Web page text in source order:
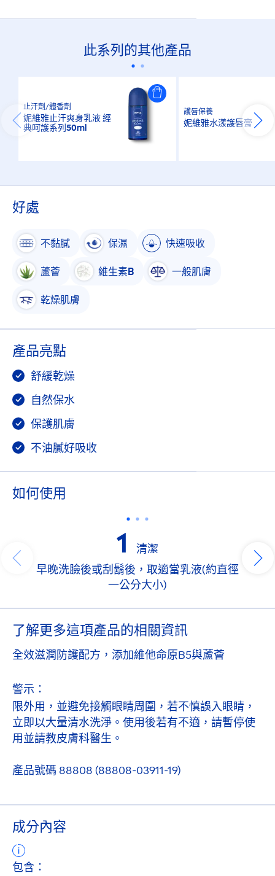
此系列的其他產品
止汗劑/體香劑
妮維雅止汗爽身乳液 經
典呵護系列50ml
護唇保養
妮維雅水漾護唇膏
好處
不黏膩 保濕 快速吸收
蘆薈 維生素B 一般肌膚
乾燥肌膚
產品亮點
舒緩乾燥
自然保水
保護肌膚
不油膩好吸收
如何使用
1
清潔
早晚洗臉後或刮鬍後，取適當乳液(約直徑
一公分大小)
了解更多這項產品的相關資訊
全效滋潤防護配方，添加維他命原B5與蘆薈
警示：
限外用，並避免接觸眼睛周圍，若不慎誤入眼睛，
立即以大量清水洗淨。使用後若有不適，請暫停使
用並請教皮膚科醫生。
產品號碼 88808 (88808-03911-19)
成分內容
包含：